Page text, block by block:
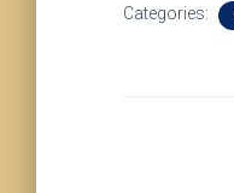
Categories: